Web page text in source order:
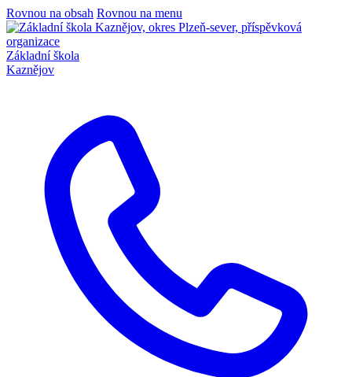
Rovnou na obsah Rovnou na menu
Základní škola
Kaznějov